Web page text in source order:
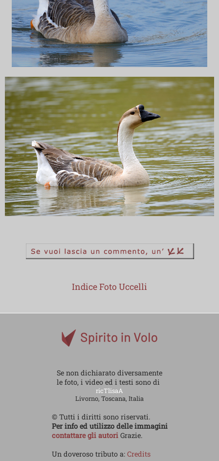
Indice Foto Uccelli
Se non dichiarato diversamente
le foto, i video ed i testi sono di
ricTlisaA
Livorno, Toscana, Italia
© Tutti i diritti sono riservati.
Per info ed utilizzo delle immagini
contattare gli autoriGrazie.
Un doveroso tributo a: Credits